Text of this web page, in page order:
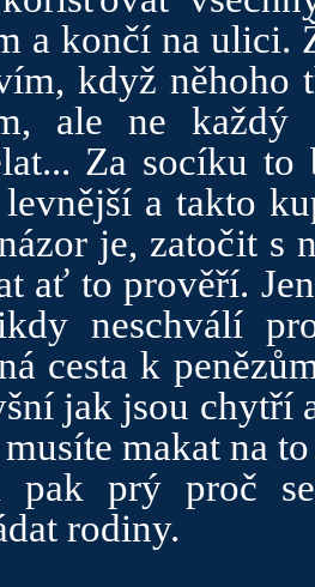
a končí na ulici.
když něhoho
ale ne každý
Za socíku
a takto
je, zatočit s
ať to prověří.
neschválí
cesta k
jak jsou chytří
makat na
pak prý proč
rodiny.